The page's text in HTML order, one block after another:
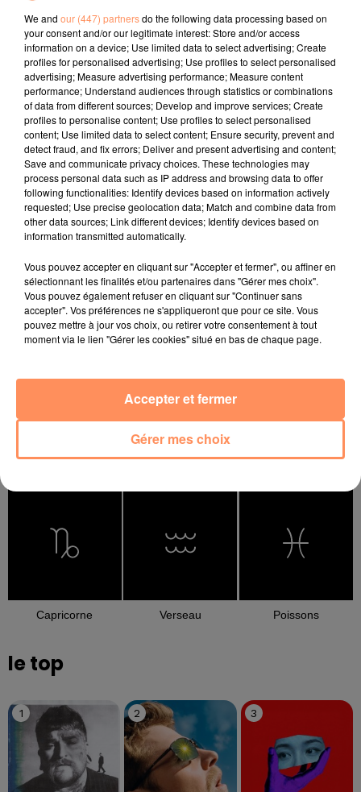
l'horoscope
Bélier Taureau Gémeaux
Cancer Lion Vierge
Capricorne Verseau Poissons
le top
1 2 3
We and our (447) partnersdo the following data processing based on
your consent and/or our legitimate interest: Store and/or access
information on a device; Use limited data to select advertising; Create
profiles for personalised advertising; Use profiles to select personalised
advertising; Measure advertising performance; Measure content
performance; Understand audiences through statistics or combinations
of data from different sources; Develop and improve services; Create
profiles to personalise content; Use profiles to select personalised
content; Use limited data to select content; Ensure security, prevent and
detect fraud, and fix errors; Deliver and present advertising and content;
Save and communicate privacy choices. These technologies may
process personal data such as IP address and browsing data to offer
following functionalities: Identify devices based on information actively
requested; Use precise geolocation data; Match and combine data from
other data sources; Link different devices; Identify devices based on
information transmitted automatically.
Vous pouvez accepter en cliquant sur "Accepter et fermer", ou affiner en
sélectionnant les finalités et/ou partenaires dans "Gérer mes choix".
Vous pouvez également refuser en cliquant sur "Continuer sans
accepter". Vos préférences ne s'appliqueront que pour ce site. Vous
pouvez mettre à jour vos choix, ou retirer votre consentement à tout
moment via le lien "Gérer les cookies" situé en bas de chaque page.
Gérer mes choix
Accepter et fermer